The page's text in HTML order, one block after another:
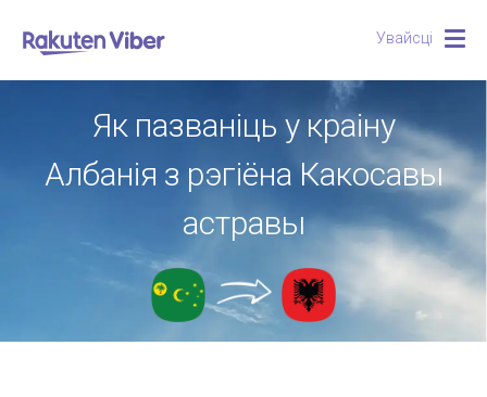
Увайсці
Як пазваніць у краіну
Албанія з рэгіёна Какосавы
астравы